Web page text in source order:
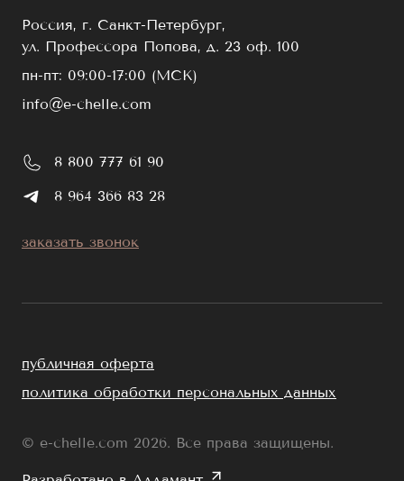
Россия, г. Санкт-Петербург,
ул. Профессора Попова, д. 23 оф. 100
пн-пт: 09:00-17:00 (МСК)
info@e-chelle.com
8 800 777 61 90
8 964 366 83 28
заказать звонок
публичная оферта
политика обработки персональных данных
© e-chelle.com 2026. Все права защищены.